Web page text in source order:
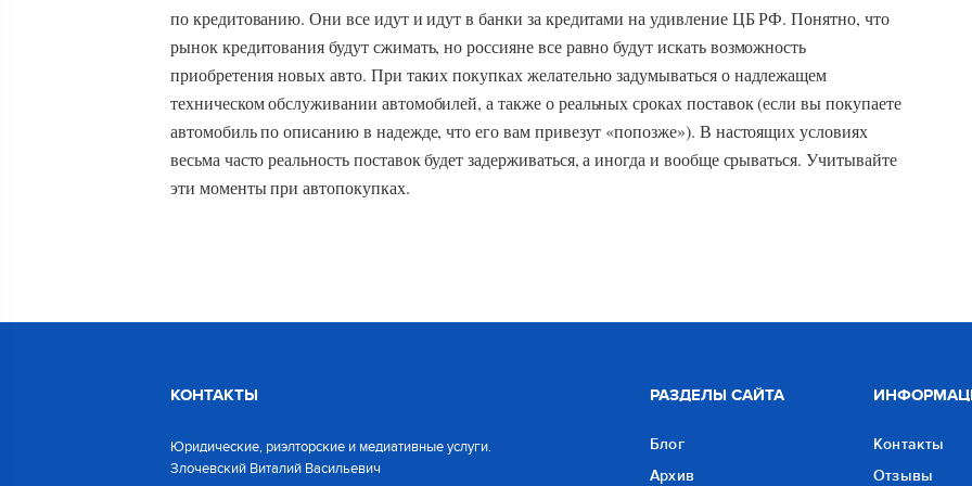
по кредитованию. Они все идут и идут в банки за кредитами на удивление ЦБ РФ. Понятно, что
рынок кредитования будут сжимать, но россияне все равно будут искать возможность
приобретения новых авто. При таких покупках желательно задумываться о надлежащем
техническом обслуживании автомобилей, а также о реальных сроках поставок (если вы покупаете
автомобиль по описанию в надежде, что его вам привезут «попозже»). В настоящих условиях
весьма часто реальность поставок будет задерживаться, а иногда и вообще срываться. Учитывайте
эти моменты при автопокупках.
КОНТАКТЫ
Юридические, риэлторские и медиативные услуги.
Злочевский Виталий Васильевич
РАЗДЕЛЫ САЙТА
Блог
Архив
Контакты
Отзывы